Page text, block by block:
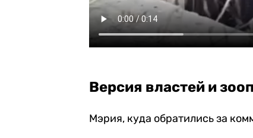
Версия властей и
Мэрия, куда обратились за